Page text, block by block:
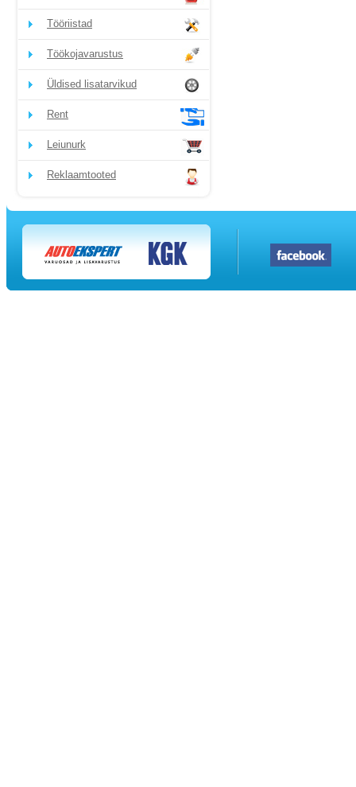
Tööriistad
Töökojavarustus
Üldised lisatarvikud
Rent
Leiunurk
Reklaamtooted